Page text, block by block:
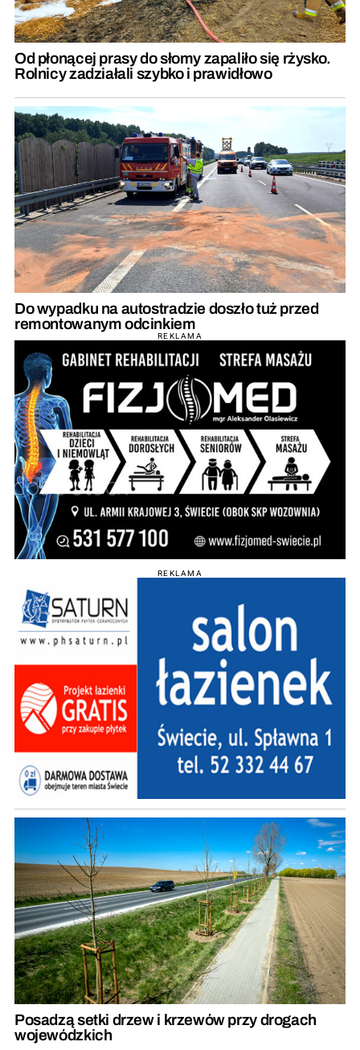
Od płonącej prasy do słomy zapaliło się rżysko.
Rolnicy zadziałali szybko i prawidłowo
Do wypadku na autostradzie doszło tuż przed
remontowanym odcinkiem
REKLAMA
REKLAMA
Posadzą setki drzew i krzewów przy drogach
wojewódzkich